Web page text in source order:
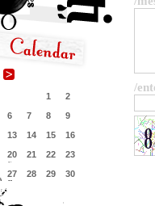
1
2
6 7 8
9
13 14 15
16
20 21 22
23
27 28 29
30
/